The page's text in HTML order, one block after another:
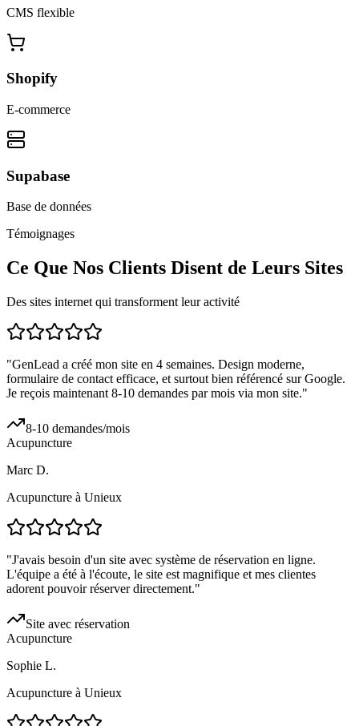
CMS flexible
Shopify
E-commerce
Supabase
Base de données
Témoignages
Ce Que Nos Clients Disent de Leurs Sites
Des sites internet qui transforment leur activité
"GenLead a créé mon site en 4 semaines. Design moderne,
formulaire de contact efficace, et surtout bien référencé sur Google.
Je reçois maintenant 8-10 demandes par mois via mon site."
8-10 demandes/mois
Acupuncture
Marc D.
Acupuncture à Unieux
"J'avais besoin d'un site avec système de réservation en ligne.
L'équipe a été à l'écoute, le site est magnifique et mes clientes
adorent pouvoir réserver directement."
Site avec réservation
Acupuncture
Sophie L.
Acupuncture à Unieux